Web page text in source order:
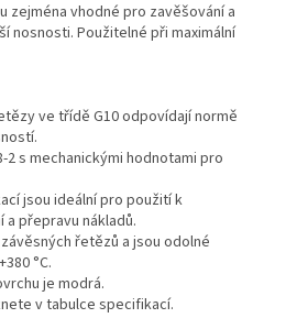
zejména vhodné pro zavěšování a
nosnosti. Použitelné při maximální
ve třídě G10 odpovídají normě
s mechanickými hodnotami pro
jsou ideální pro použití k
a přepravu nákladů.
řetězů a jsou odolné
°C.
je modrá.
v tabulce specifikací.